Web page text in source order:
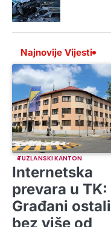
Najnovije Vijesti
TUZLANSKI KANTON
Internetska
prevara u TK:
Građani ostali
bez više od